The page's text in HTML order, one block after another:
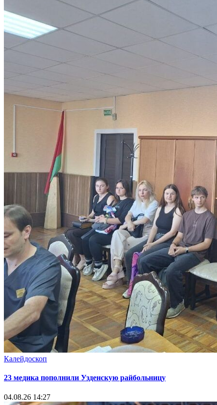
Калейдоскоп
23 медика пополнили Узденскую райбольницу
04.08.26 14:27